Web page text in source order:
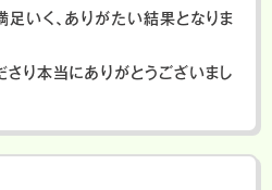
いく、ありがたい結果となりま
り本当にありがとうございまし